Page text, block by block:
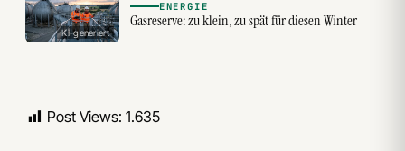
KI-generiert
ENERGIE
Gasreserve: zu klein, zu spät für diesen Winter
Post Views: 1.635